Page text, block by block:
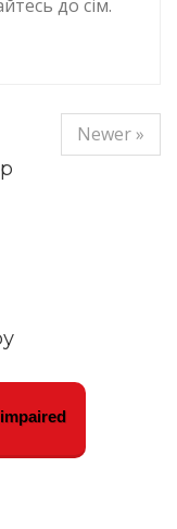
до сім.
Newer »